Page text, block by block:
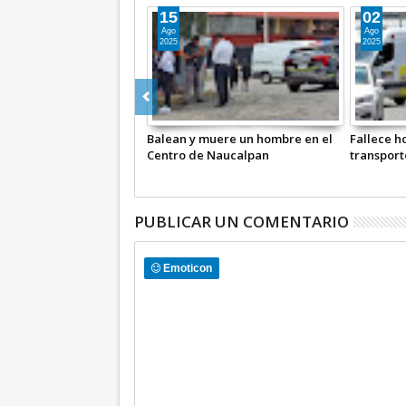
Sentencian a 110 años de prisión a
sujeto por secuestro y homicidio
20
Dic
2025
Dan 40
mando
03
Oct
2025
PUBLICAR UN COMENTARIO
Emoticon